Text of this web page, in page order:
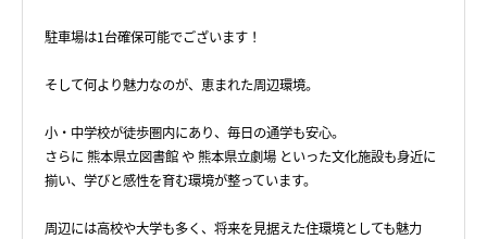
駐車場は1台確保可能でございます！
そして何より魅力なのが、恵まれた周辺環境。
小・中学校が徒歩圏内にあり、毎日の通学も安心。
さらに 熊本県立図書館 や 熊本県立劇場 といった文化施設も身近に
揃い、学びと感性を育む環境が整っています。
周辺には高校や大学も多く、将来を見据えた住環境としても魅力